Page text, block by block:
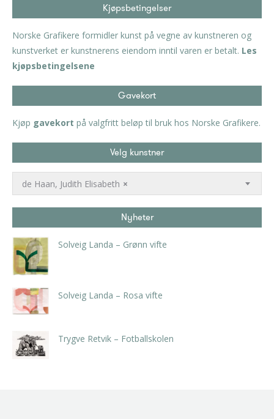
Kjøpsbetingelser
Norske Grafikere formidler kunst på vegne av kunstneren og
kunstverket er kunstnerens eiendom inntil varen er betalt. Les
kjøpsbetingelsene
Gavekort
Kjøp gavekort på valgfritt beløp til bruk hos Norske Grafikere.
Velg kunstner
×
de Haan, Judith Elisabeth
Nyheter
Solveig Landa – Grønn vifte
Solveig Landa – Rosa vifte
Trygve Retvik – Fotballskolen